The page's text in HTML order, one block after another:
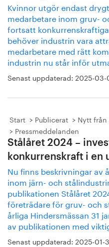
Kvinnor utgör endast
medarbetare inom gruv-
fortsatt
behöver industrin vara
medarbetare med rätt
industrin nu står inför
Senast uppdaterad: 2025-03-
Start Publicerat
Nytt
Pressmeddelanden
Stålåret 2024 –
konkurrenskraft i en
Nu finns beskrivningar av
inom järn- och
publikationen Stålåret
företrädare för gruv- och
årliga Hindersmässan 31
av publikationen med
Senast uppdaterad: 2025-01-